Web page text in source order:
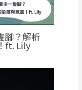
腳？解析
ft. Lily